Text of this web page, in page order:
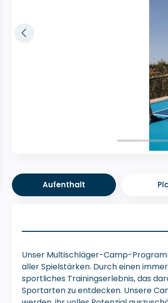
Aufenthalt
Unser Multischläger-Camp-
aller Spielstärken. Durch einen
sportliches Trainingserlebnis, das
Sportarten zu entdecken. Unsere